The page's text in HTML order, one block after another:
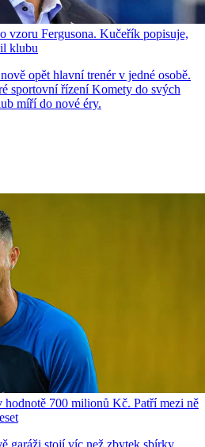
vzoru Fergusona. Kučeřík popisuje,
klubu
opět hlavní trenér v jedné osobě.
sportovní řízení Komety do svých
míří do nové éry.
700 milionů Kč. Patří mezi ně
garáži stojí víc než zbytek sbírky